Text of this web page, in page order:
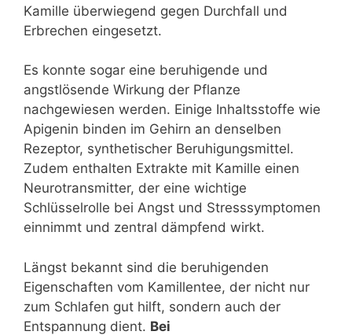
Kamille überwiegend gegen Durchfall und
Erbrechen eingesetzt.
Es konnte sogar eine beruhigende und
angstlösende Wirkung der Pflanze
nachgewiesen werden. Einige Inhaltsstoffe wie
Apigenin binden im Gehirn an denselben
Rezeptor, synthetischer Beruhigungsmittel.
Zudem enthalten Extrakte mit Kamille einen
Neurotransmitter, der eine wichtige
Schlüsselrolle bei Angst und Stresssymptomen
einnimmt und zentral dämpfend wirkt.
Längst bekannt sind die beruhigenden
Eigenschaften vom Kamillentee, der nicht nur
zum Schlafen gut hilft, sondern auch der
Entspannung dient. Bei